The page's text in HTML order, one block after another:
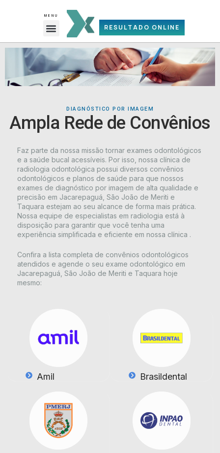
MENU
Menu RESULTADO ONLINE
DIAGNÓSTICO POR IMAGEM
Ampla Rede de Convênios
Faz parte da nossa missão tornar exames odontológicos
e a saúde bucal acessíveis. Por isso, nossa clínica de
radiologia odontológica possui diversos convênios
odontológicos e planos de saúde para que nossos
exames de diagnóstico por imagem de alta qualidade e
precisão em Jacarepaguá, São João de Meriti e
Taquara estejam ao seu alcance de forma mais prática.
Nossa equipe de especialistas em radiologia está à
disposição para garantir que você tenha uma
experiência simplificada e eficiente em nossa clínica .
Confira a lista completa de convênios odontológicos
atendidos e agende o seu exame odontológico em
Jacarepaguá, São João de Meriti e Taquara hoje
mesmo:
Amil Brasildental